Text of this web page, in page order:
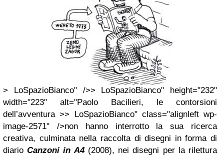
> LoSpazioBianco" />> LoSpazioBianco" height="232"
width="223" alt="Paolo Bacilieri, le contorsioni
dell’avventura >> LoSpazioBianco" class="alignleft wp-
image-2571" />non hanno interrotto la sua ricerca
creativa, culminata nella raccolta di disegni in forma di
diario Canzoni in A4 (2008), nei disegni per la rilettura